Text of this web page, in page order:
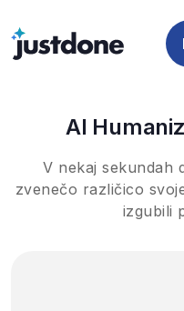
AI
V nekaj sekundah
zvenečo različico
izgubili